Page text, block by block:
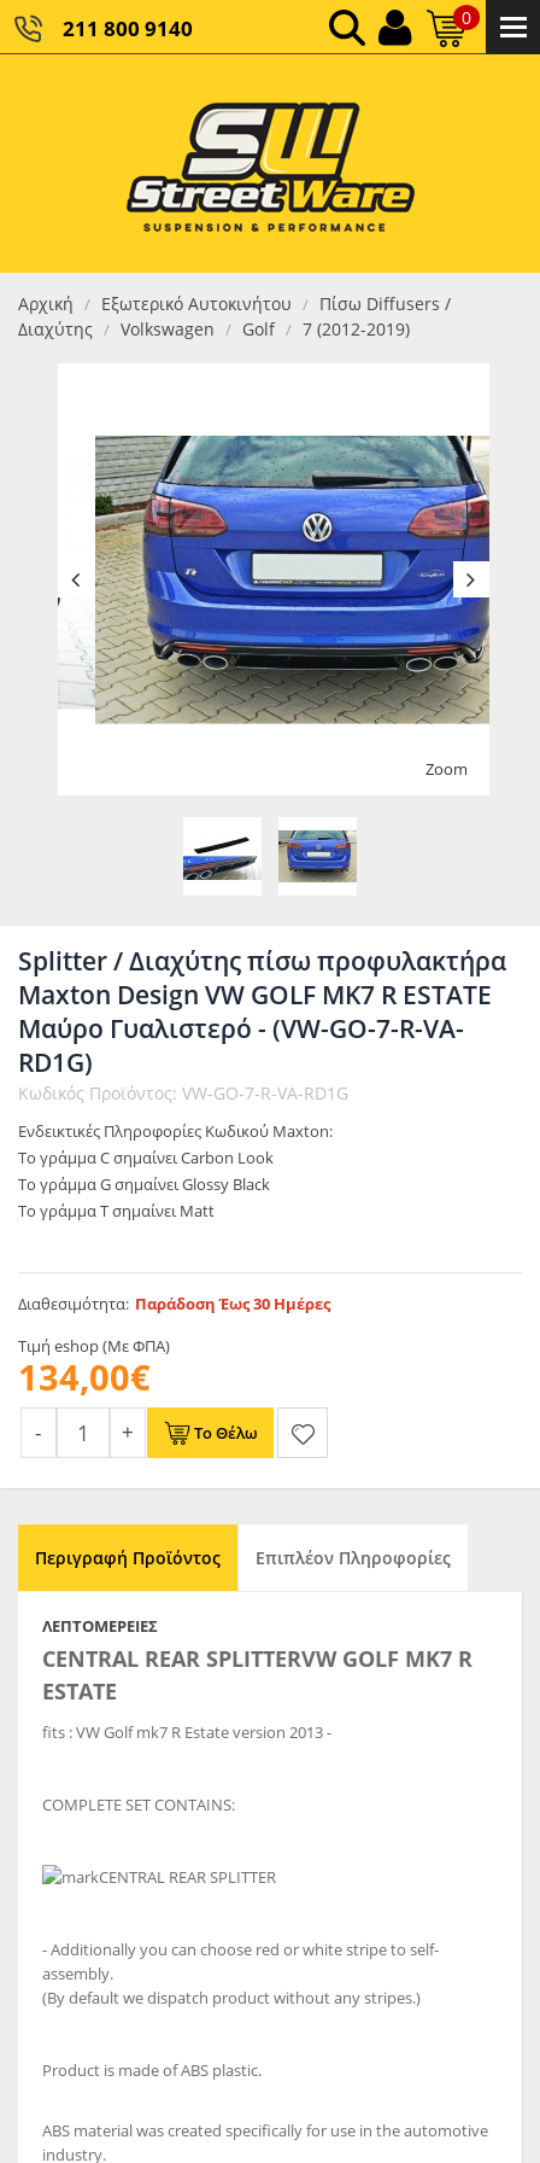
211 800 9140 0
ΚΑΘΑΡΌ ΣΎΝΟΛΟ:
ΤΕΛΙΚΌ ΣΎΝΟΛΟ:0,00 €
Αρχική / Εξωτερικό Αυτοκινήτου / Πίσω Diffusers /
Διαχύτης / Volkswagen / Golf / 7 (2012-2019)
Zoom
Splitter / Διαχύτης πίσω προφυλακτήρα
Maxton Design VW GOLF MK7 R ESTATE
Μαύρο Γυαλιστερό - (VW-GO-7-R-VA-
RD1G)
Κωδικός Προϊόντος: VW-GO-7-R-VA-RD1G
Ενδεικτικές Πληροφορίες Κωδικού Maxton:
Το γράμμα C σημαίνει Carbon Look
Το γράμμα G σημαίνει Glossy Black
Το γράμμα T σημαίνει Matt
Διαθεσιμότητα: Παράδοση Έως 30 Ημέρες
Τιμή eshop (Με ΦΠΑ)
134,00€
Το Θέλω
Περιγραφή Προϊόντος Επιπλέον Πληροφορίες
ΛΕΠΤΟΜΈΡΕΙΕΣ
CENTRAL REAR SPLITTERVW GOLF MK7 R
ESTATE
fits : VW Golf mk7 R Estate version 2013 -
COMPLETE SET CONTAINS:
CENTRAL REAR SPLITTER
- Additionally you can choose red or white stripe to self-
assembly.
(By default we dispatch product without any stripes.)
Product is made of ABS plastic.
ABS material was created specifically for use in the automotive
industry.